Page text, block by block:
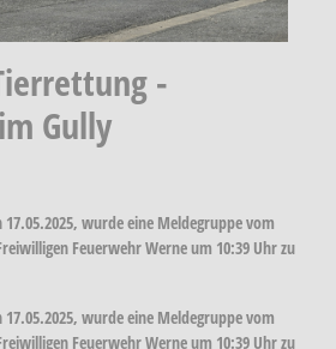
-
Gully
wurde eine Meldegruppe vom
Feuerwehr Werne um 10:39 Uhr zu
wurde eine Meldegruppe vom
Feuerwehr Werne um 10:39 Uhr zu